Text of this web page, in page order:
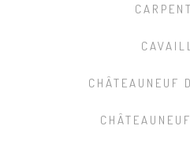
CHÂTEAUNEUF